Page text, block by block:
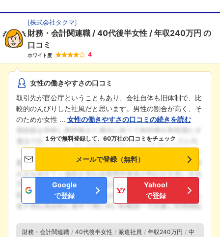
[株式会社タクマ]
財務・会計関連職 40代後半女性 年収240万円 の
口コミ
ホワイト度 4
女性の働きやすさの口コミ
取引先が官公庁ということもあり、会社自体も旧体制で、比
較的のんびりした社風だと思います。男性の割合が高く、そ
のためか女性 ... 女性の働きやすさの口コミの続きを読む
１分で無料登録して、60万社の口コミをチェック
メールで登録（無料）
Google
で登録
Yahoo!
で登録
財務・会計関連職 40代後半女性 派遣社員 年収240万円
中